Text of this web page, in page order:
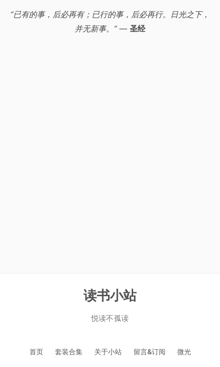
“已有的事，后必再有；已行的事，后必再行。日光之下，
并无新事。”— 圣经
读书小站
悦读不孤读
首页 套装合集 关于小站 留言&订阅 微光